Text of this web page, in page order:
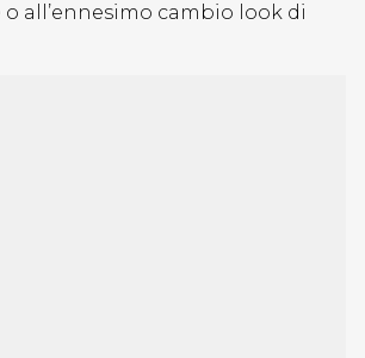
all’ennesimo cambio look di